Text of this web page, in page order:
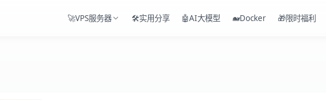
🚀VPS服务器 🛠️实用分享 🤖AI大模型 🐋Docker 🎁限时福利